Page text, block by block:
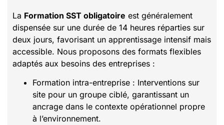
La Formation SST obligatoire est généralement
dispensée sur une durée de 14 heures réparties sur
deux jours, favorisant un apprentissage intensif mais
accessible. Nous proposons des formats flexibles
adaptés aux besoins des entreprises :
Formation intra-entreprise : Interventions sur
site pour un groupe ciblé, garantissant un
ancrage dans le contexte opérationnel propre
à l’environnement.